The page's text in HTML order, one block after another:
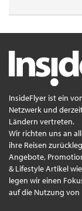
InsideFlyer ist ein
Netzwerk und
Ländern vertreten.
Wir richten uns an
ihre Reisen
Angebote,
& Lifestyle Artikel
legen wir einen
auf die Nutzung